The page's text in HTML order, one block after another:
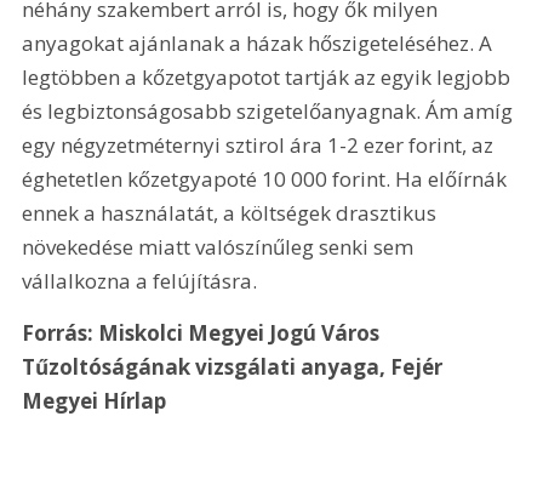
néhány szakembert arról is, hogy ők milyen
anyagokat ajánlanak a házak hőszigeteléséhez. A
legtöbben a kőzetgyapotot tartják az egyik legjobb
és legbiztonságosabb szigetelőanyagnak. Ám amíg
egy négyzetméternyi sztirol ára 1-2 ezer forint, az
éghetetlen kőzetgyapoté 10 000 forint. Ha előírnák
ennek a használatát, a költségek drasztikus
növekedése miatt valószínűleg senki sem
vállalkozna a felújításra.
Forrás: Miskolci Megyei Jogú Város
Tűzoltóságának vizsgálati anyaga, Fejér
Megyei Hírlap